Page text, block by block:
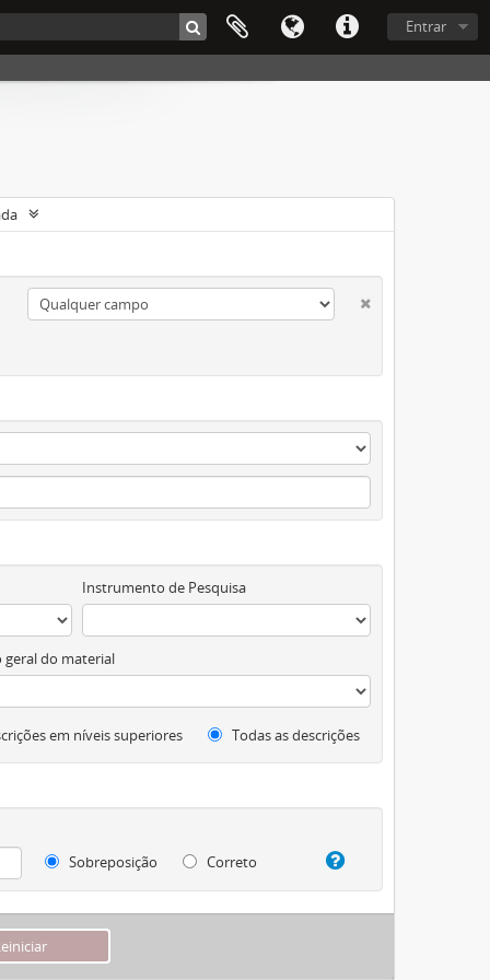
Entrar
Instrumento de Pesquisa
geral do material
em níveis superiores Todas as descrições
Sobreposição Correto